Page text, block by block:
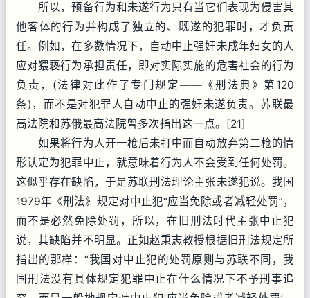
所以，预备行为和未遂行为只有当它们表现为侵害其
他客体的行为并构成了独立的、既遂的犯罪时，才负责
任。例如，在多数情况下，自动中止强奸未成年妇女的人
应对猥亵行为承担责任，即对实际实施的危害社会的行为
负责，(法律对此作了专门规定——《刑法典》第120
条)，而不是对犯罪人自动中止的强奸未遂负责。苏联最
高法院和苏俄最高法院曾多次指出这一点。[21]
如果将行为人开一枪后未打中而自动放弃第二枪的情
形认定为犯罪中止，就意味着行为人不会受到任何处罚。
这似乎存在缺陷，于是苏联刑法理论主张未遂犯说。我国
1979年《刑法》规定对中止犯“应当免除或者减轻处罚”，
而不是必然免除处罚，所以，在旧刑法时代主张中止犯
说，其缺陷并不明显。正如赵秉志教授根据旧刑法规定所
指出的那样：“我国对中止犯的处罚原则与苏联不同，我
国刑法没有具体规定犯罪中止在什么情况下不予刑事追